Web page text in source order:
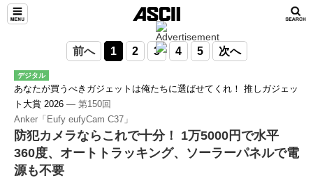
前へ 1 2 3 4 5 次へ
デジタル
あなたが買うべきガジェットは俺たちに選ばせてくれ！ 推しガジェッ
ト大賞 2026 ― 第150回
Anker「Eufy eufyCam C37」
防犯カメラならこれで十分！ 1万5000円で水平
360度、オートトラッキング、ソーラーパネルで電
源も不要